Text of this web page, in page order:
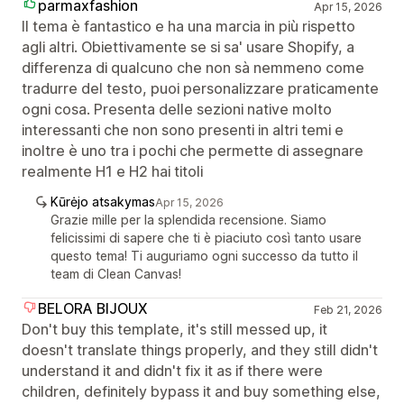
parmaxfashion Apr 15, 2026
Il tema è fantastico e ha una marcia in più rispetto
agli altri. Obiettivamente se si sa' usare Shopify, a
differenza di qualcuno che non sà nemmeno come
tradurre del testo, puoi personalizzare praticamente
ogni cosa. Presenta delle sezioni native molto
interessanti che non sono presenti in altri temi e
inoltre è uno tra i pochi che permette di assegnare
realmente H1 e H2 hai titoli
Kūrėjo atsakymasApr 15, 2026
Grazie mille per la splendida recensione. Siamo
felicissimi di sapere che ti è piaciuto così tanto usare
questo tema! Ti auguriamo ogni successo da tutto il
team di Clean Canvas!
BELORA BIJOUX Feb 21, 2026
Don't buy this template, it's still messed up, it
doesn't translate things properly, and they still didn't
understand it and didn't fix it as if there were
children, definitely bypass it and buy something else,